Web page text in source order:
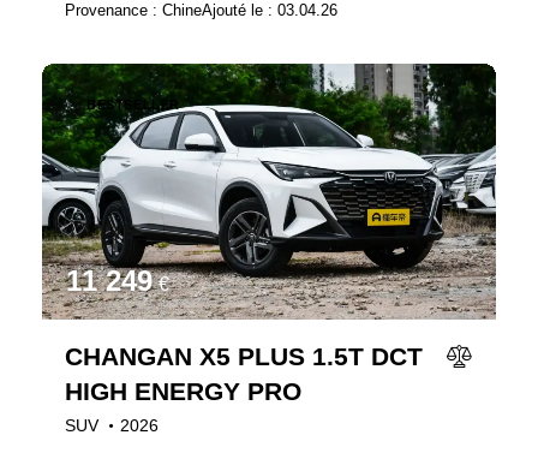
Provenance : ChineAjouté le : 03.04.26
BESTSELLER
11 249 €
CHANGAN X5 PLUS 1.5T DCT
HIGH ENERGY PRO
SUV 2026